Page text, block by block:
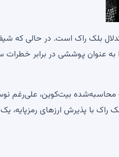
بلک راک است. در حالی که
به عنوان پوششی در برابر
بیت‌کوین، علی‌رغم
راک با پذیرش ارزهای